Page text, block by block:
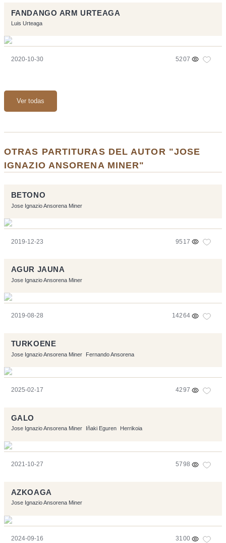
FANDANGO ARM URTEAGA
Luis Urteaga
2020-10-30 5207
Ver todas
OTRAS PARTITURAS DEL AUTOR "JOSE
IGNAZIO ANSORENA MINER"
BETONO
Jose Ignazio Ansorena Miner
2019-12-23 9517
AGUR JAUNA
Jose Ignazio Ansorena Miner
2019-08-28 14264
TURKOENE
Jose Ignazio Ansorena Miner Fernando Ansorena
2025-02-17 4297
GALO
Jose Ignazio Ansorena Miner Iñaki Eguren Herrikoia
2021-10-27 5798
AZKOAGA
Jose Ignazio Ansorena Miner
2024-09-16 3100